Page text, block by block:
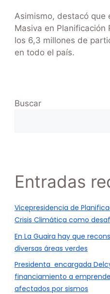
Asimismo, destacó que
Masiva en Planificación
los 6,3 millones de
en todo el país.
Buscar
Entradas
Vicepresidencia de
Crisis Climática como
En La Guaira hay que
diversas áreas verdes
Presidenta encargada
financiamiento a
afectados por sismos